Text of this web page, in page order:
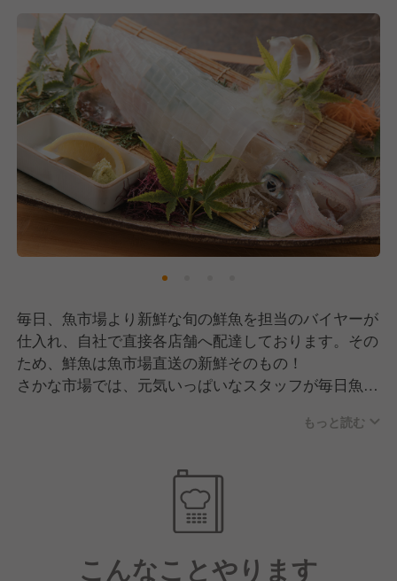
毎日、魚市場より新鮮な旬の鮮魚を担当のバイヤーが
仕入れ、自社で直接各店舗へ配達しております。その
ため、鮮魚は魚市場直送の新鮮そのもの！
さかな市場では、元気いっぱいなスタッフが毎日魚市
もっと読む
こんなことやります